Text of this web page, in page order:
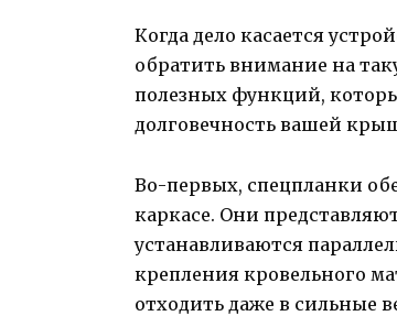
Когда дело касается
обратить внимание на
полезных функций,
долговечность вашей
Во-первых, спецпланки
каркасе. Они
устанавливаются
крепления кровельного
отходить даже в сильные